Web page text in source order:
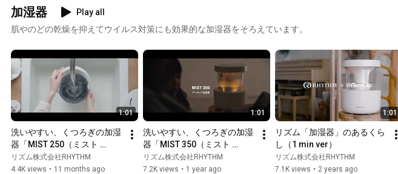
RHYTHM
加湿器
Play all
肌やのどの乾燥を抑えてウイルス対策にも効果的な加湿器をそろえています。
1:01
洗いやすい、くつろぎの加湿
器「MIST 250（ミスト
250）」9YYA64RH　リズ
ム　RHYTHM（60sec ver）
リズム株式会社RHYTHM
4.4K views • 11 months ago
1:01
洗いやすい、くつろぎの加湿
器「MIST 350（ミスト
350）」9YYA29RH　リズ
ム　RHYTHM
リズム株式会社RHYTHM
7.2K views • 1 year ago
1:01
リズム「加湿器」のあるくら
し（1 min ver）
リズム株式会社RHYTHM
7.1K views • 2 years ago